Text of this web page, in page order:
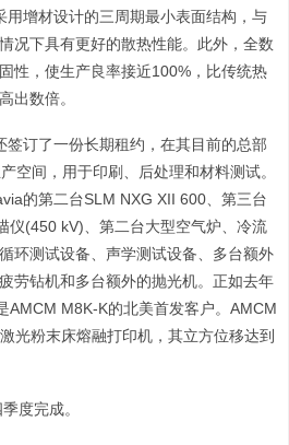
增材设计的三周期最小表面结构，与
况下具有更好的散热性能。此外，全数
性，使生产良率接近100%，比传统热
出数倍。
订了一份长期租约，在其目前的总部
空间，用于印刷、后处理和材料测试。
的第二台SLM NXG XII 600、第三台
仪(450 kV)、第二台大型空气炉、冷流
环测试设备、声学测试设备、多台额外
劳钻机和多台额外的抛光机。正如去年
AMCM M8K-K的北美首发客户。AMCM
光粉末床熔融打印机，其立方位移达到
度完成。